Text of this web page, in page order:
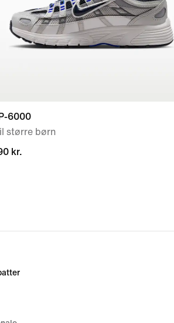
6000
større børn
kr.
kr.